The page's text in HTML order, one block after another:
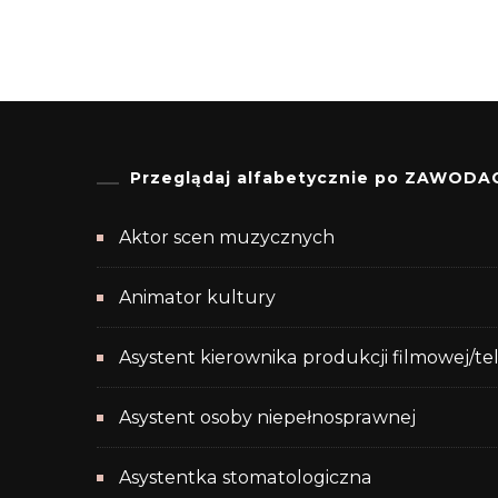
Przeglądaj alfabetycznie po
Aktor scen muzycznych
Animator kultury
Asystent kierownika produkcji filmowej/
Asystent osoby niepełnosprawnej
Asystentka stomatologiczna